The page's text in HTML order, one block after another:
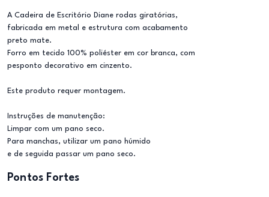
A Cadeira de Escritório Diane rodas giratórias,
fabricada em metal e estrutura com acabamento
preto mate.
Forro em tecido 100% poliéster em cor branca, com
pesponto decorativo em cinzento.
Este produto requer montagem.
Instruções de manutenção:
Limpar com um pano seco.
Para manchas, utilizar um pano húmido
e de seguida passar um pano seco.
Pontos Fortes